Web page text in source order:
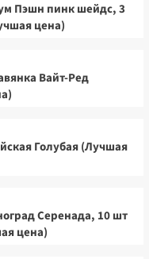
Пэшн пинк шейдс, 3
цена)
Вайт-Ред
Голубая (Лучшая
Серенада, 10 шт
цена)